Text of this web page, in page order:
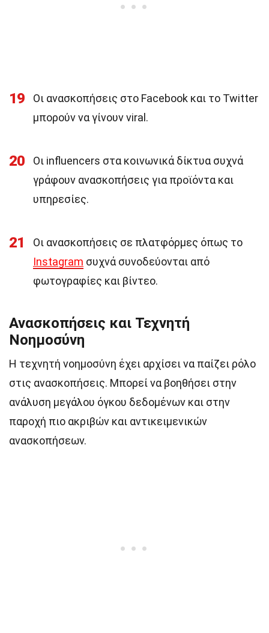
19
Οι ανασκοπήσεις στο Facebook και το Twitter
μπορούν να γίνουν viral.
20
Οι influencers στα κοινωνικά δίκτυα συχνά
γράφουν ανασκοπήσεις για προϊόντα και
υπηρεσίες.
21
Οι ανασκοπήσεις σε πλατφόρμες όπως το
Instagram συχνά συνοδεύονται από
φωτογραφίες και βίντεο.
Ανασκοπήσεις και Τεχνητή
Νοημοσύνη
Η τεχνητή νοημοσύνη έχει αρχίσει να παίζει ρόλο
στις ανασκοπήσεις. Μπορεί να βοηθήσει στην
ανάλυση μεγάλου όγκου δεδομένων και στην
παροχή πιο ακριβών και αντικειμενικών
ανασκοπήσεων.